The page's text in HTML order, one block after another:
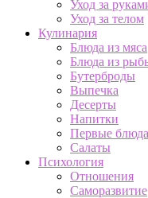
Уход за
Уход за телом
Кулинария
Блюда из мяса
Блюда из
Бутерброды
Выпечка
Десерты
Напитки
Первые блюда
Салаты
Психология
Отношения
Саморазвитие